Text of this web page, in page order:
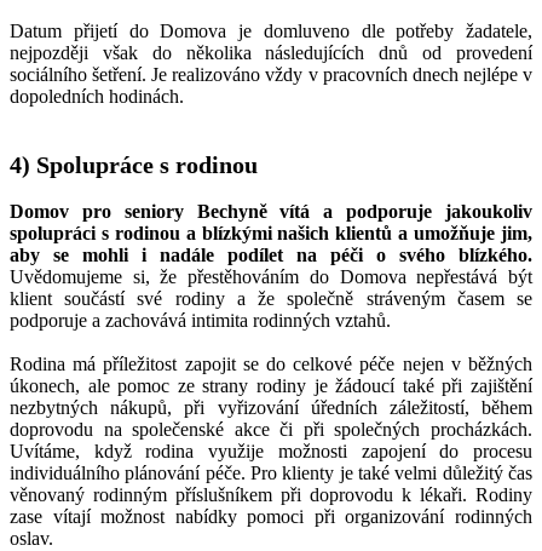
Datum přijetí do Domova je domluveno dle potřeby žadatele,
nejpozději však do několika následujících dnů od provedení
sociálního šetření. Je realizováno vždy v pracovních dnech nejlépe v
dopoledních hodinách.
4) Spolupráce s rodinou
Domov pro seniory Bechyně vítá a podporuje jakoukoliv
spolupráci s rodinou a blízkými našich klientů a umožňuje jim,
aby se mohli i nadále podílet na péči o svého blízkého.
Uvědomujeme si, že přestěhováním do Domova nepřestává být
klient součástí své rodiny a že společně stráveným časem se
podporuje a zachovává intimita rodinných vztahů.
Rodina má příležitost zapojit se do celkové péče nejen v běžných
úkonech, ale pomoc ze strany rodiny je žádoucí také při zajištění
nezbytných nákupů, při vyřizování úředních záležitostí, během
doprovodu na společenské akce či při společných procházkách.
Uvítáme, když rodina využije možnosti zapojení do procesu
individuálního plánování péče. Pro klienty je také velmi důležitý čas
věnovaný rodinným příslušníkem při doprovodu k lékaři. Rodiny
zase vítají možnost nabídky pomoci při organizování rodinných
oslav.